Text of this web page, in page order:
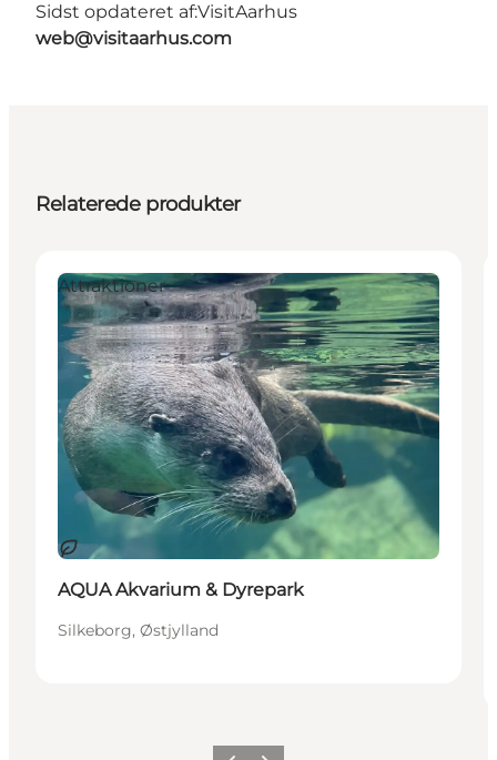
Sidst opdateret af:VisitAarhus
web@visitaarhus.com
Relaterede produkter
Bæredygtige oplevelser
Attraktioner
AQUA Akvarium & Dyrepark
Silkeborg, Østjylland